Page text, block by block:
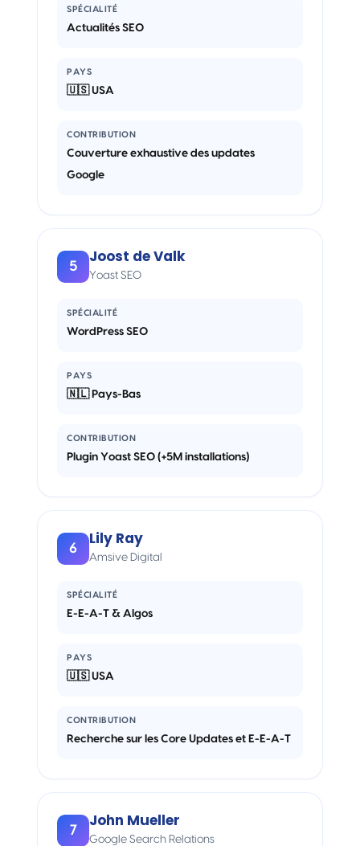
SPÉCIALITÉ
Actualités SEO
PAYS
🇺🇸 USA
CONTRIBUTION
Couverture exhaustive des updates
Google
5
Joost de Valk
Yoast SEO
SPÉCIALITÉ
WordPress SEO
PAYS
🇳🇱 Pays-Bas
CONTRIBUTION
Plugin Yoast SEO (+5M installations)
6
Lily Ray
Amsive Digital
SPÉCIALITÉ
E-E-A-T & Algos
PAYS
🇺🇸 USA
CONTRIBUTION
Recherche sur les Core Updates et E-E-A-T
7
John Mueller
Google Search Relations